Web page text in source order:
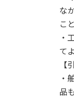
な
こ
・
て
【
・
品